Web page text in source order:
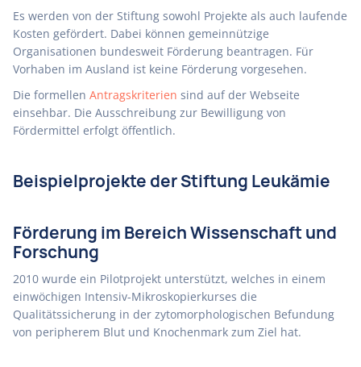
Es werden von der Stiftung sowohl Projekte als auch laufende
Kosten gefördert. Dabei können gemeinnützige
Organisationen bundesweit Förderung beantragen. Für
Vorhaben im Ausland ist keine Förderung vorgesehen.
Die formellen Antragskriterien sind auf der Webseite
einsehbar. Die Ausschreibung zur Bewilligung von
Fördermittel erfolgt öffentlich.
Beispielprojekte der Stiftung Leukämie
Förderung im Bereich Wissenschaft und
Forschung
2010 wurde ein Pilotprojekt unterstützt, welches in einem
einwöchigen Intensiv-Mikroskopierkurses die
Qualitätssicherung in der zytomorphologischen Befundung
von peripherem Blut und Knochenmark zum Ziel hat.